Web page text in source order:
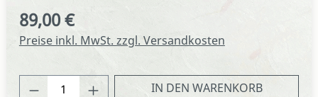
Regulärer Preis:
89,00 €
Preise inkl. MwSt. zzgl. Versandkosten
Produkt Anzahl: Gib denIN DEN WARENKORB